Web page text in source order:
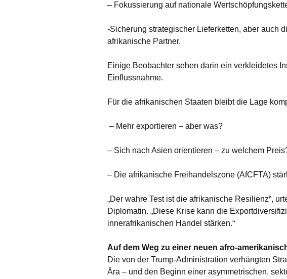
– Fokussierung auf nationale
-Sicherung strategischer Lieferketten, aber auch
afrikanische Partner.
Einige Beobachter sehen darin ein verkleidetes
Einflussnahme.
Für die afrikanischen Staaten bleibt die Lage
– Mehr exportieren – aber was?
– Sich nach Asien orientieren – zu welchem
– Die afrikanische Freihandelszone (AfCFTA)
„Der wahre Test ist die afrikanische Resilienz“,
Diplomatin. „Diese Krise kann die
innerafrikanischen Handel stärken.“
Auf dem Weg zu einer neuen afro-
Die von der Trump-Administration verhängten
Ära – und den Beginn einer asymmetrischen,